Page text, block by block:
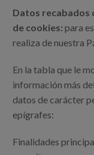
Datos recabados
de cookies: para
realiza de nuestra
En la tabla que le
información más
datos de carácter
epígrafes:
Finalidades